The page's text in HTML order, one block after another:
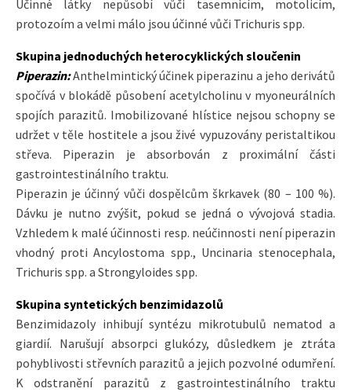
Účinné látky nepůsobí vůči tasemnicím, motolicím,
protozoím a velmi málo jsou účinné vůči Trichuris spp.
Skupina jednoduchých heterocyklických sloučenin
Piperazin:Anthelmintický účinek piperazinu a jeho derivátů
spočívá v blokádě působení acetylcholinu v myoneurálních
spojích parazitů. Imobilizované hlístice nejsou schopny se
udržet v těle hostitele a jsou živé vypuzovány peristaltikou
střeva. Piperazin je absorbován z proximální části
gastrointestinálního traktu.
Piperazin je účinný vůči dospělcům škrkavek (80 – 100 %).
Dávku je nutno zvýšit, pokud se jedná o vývojová stadia.
Vzhledem k malé účinnosti resp. neúčinnosti není piperazin
vhodný proti Ancylostoma spp., Uncinaria stenocephala,
Trichuris spp. a Strongyloides spp.
Skupina syntetických benzimidazolů
Benzimidazoly inhibují syntézu mikrotubulů nematod a
giardií. Narušují absorpci glukózy, důsledkem je ztráta
pohyblivosti střevních parazitů a jejich pozvolné odumření.
K odstranění parazitů z gastrointestinálního traktu